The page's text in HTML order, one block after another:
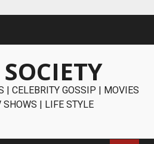
| CELEBRITY GOSSIP | MOVIES
| LIFE STYLE